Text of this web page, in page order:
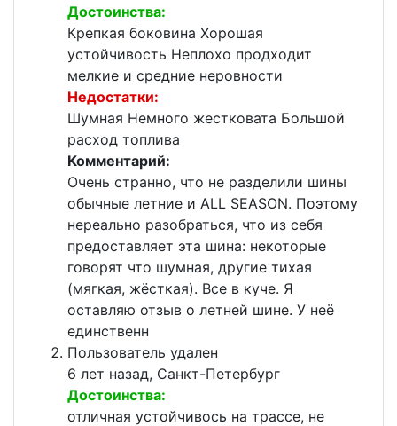
Достоинства:
Крепкая боковина Хорошая
устойчивость Неплохо продходит
мелкие и средние неровности
Недостатки:
Шумная Немного жестковата Большой
расход топлива
Комментарий:
Очень странно, что не разделили шины
обычные летние и ALL SEASON. Поэтому
нереально разобраться, что из себя
предоставляет эта шина: некоторые
говорят что шумная, другие тихая
(мягкая, жёсткая). Все в куче. Я
оставляю отзыв о летней шине. У неё
единственн
Пользователь удален
6 лет назад, Санкт-Петербург
Достоинства:
отличная устойчивось на трассе, не